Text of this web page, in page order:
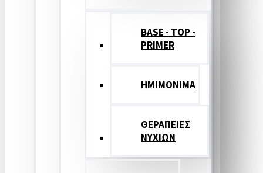
BASE - TOP -
PRIMER
HMIMONIMA
ΘΕΡΑΠΕΙΕΣ
ΝΥΧΙΩΝ